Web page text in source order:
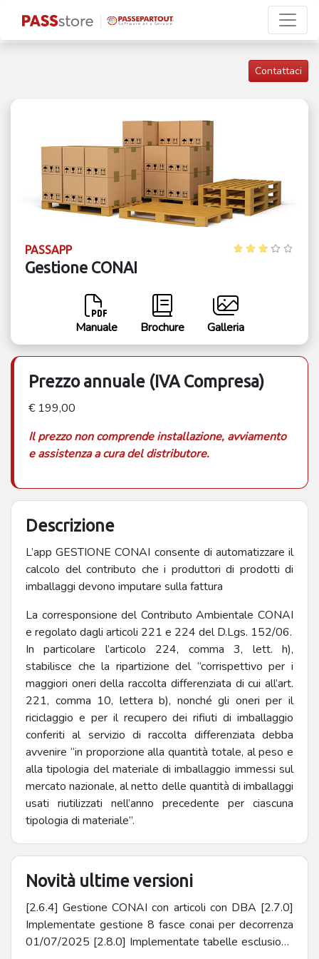
Contattaci
PASSAPP
Gestione CONAI
Manuale Brochure Galleria
Prezzo annuale (IVA Compresa)
€ 199,00
Il prezzo non comprende installazione, avviamento
e assistenza a cura del distributore.
Descrizione
L’app GESTIONE CONAI consente di automatizzare il
calcolo del contributo che i produttori di prodotti di
imballaggi devono imputare sulla fattura
La corresponsione del Contributo Ambientale CONAI
e regolato dagli articoli 221 e 224 del D.Lgs. 152/06.
In particolare l’articolo 224, comma 3, lett. h),
stabilisce che la ripartizione del “corrispettivo per i
maggiori oneri della raccolta differenziata di cui all’art.
221, comma 10, lettera b), nonché gli oneri per il
riciclaggio e per il recupero dei rifiuti di imballaggio
conferiti al servizio di raccolta differenziata debba
avvenire “in proporzione alla quantità totale, al peso e
alla tipologia del materiale di imballaggio immessi sul
mercato nazionale, al netto delle quantità di imballaggi
usati riutilizzati nell’anno precedente per ciascuna
tipologia di materiale”.
Novità ultime versioni
[2.6.4] Gestione CONAI con articoli con DBA [2.7.0]
Implementate gestione 8 fasce conai per decorrenza
01/07/2025 [2.8.0] Implementate tabelle esclusione